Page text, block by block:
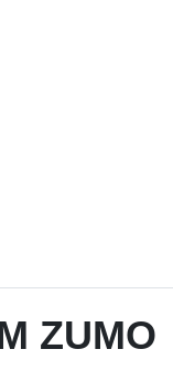
ZUMO